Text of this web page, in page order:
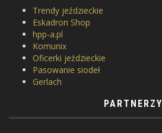
Trendy jeździeckie
Eskadron Shop
hpp-a.pl
Komunix
Oficerki jeździeckie
Pasowanie siodeł
Gerlach
PARTNERZY